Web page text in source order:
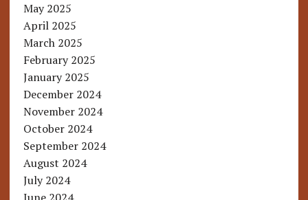
May 2025
April 2025
March 2025
February 2025
January 2025
December 2024
November 2024
October 2024
September 2024
August 2024
July 2024